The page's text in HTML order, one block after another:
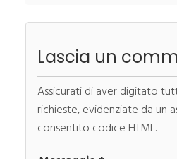
Lascia un
Assicurati di aver digitato
richieste, evidenziate da un
consentito codice HTML.